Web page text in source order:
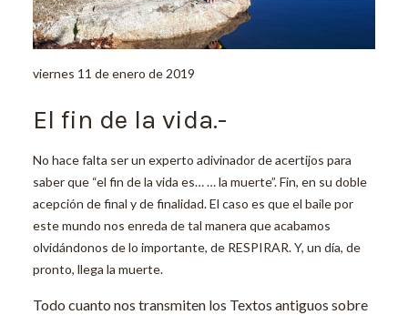
viernes 11 de enero de 2019
El fin de la vida.-
No hace falta ser un experto adivinador de acertijos para
saber que “el fin de la vida es… … la muerte”. Fin, en su doble
acepción de final y de finalidad. El caso es que el baile por
este mundo nos enreda de tal manera que acabamos
olvidándonos de lo importante, de RESPIRAR. Y, un día, de
pronto, llega la muerte.
Todo cuanto nos transmiten los Textos antiguos sobre